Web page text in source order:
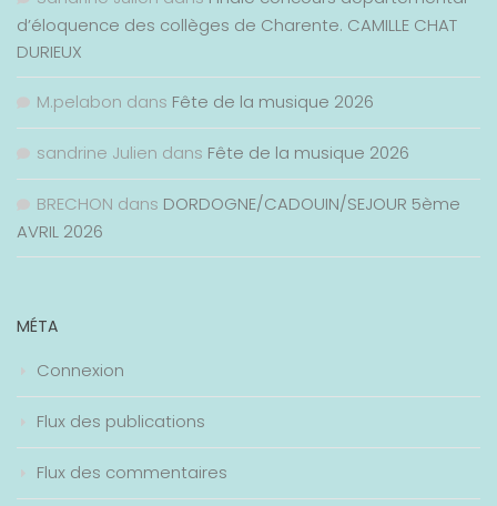
d’éloquence des collèges de Charente. CAMILLE CHAT
DURIEUX
M.pelabon dans Fête de la musique 2026
sandrine Julien dans Fête de la musique 2026
BRECHON dans DORDOGNE/CADOUIN/SEJOUR 5ème
AVRIL 2026
MÉTA
Connexion
Flux des publications
Flux des commentaires